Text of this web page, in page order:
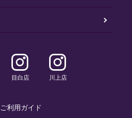
目白店 川上店
ご利用ガイド